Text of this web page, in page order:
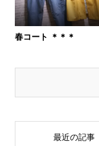
春コート ＊＊＊
最近の記事